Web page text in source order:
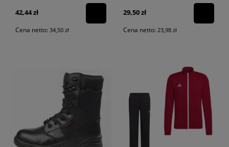
42,44 zł
Cena netto: 34,50 zł
29,50 zł
Cena netto: 23,98 zł